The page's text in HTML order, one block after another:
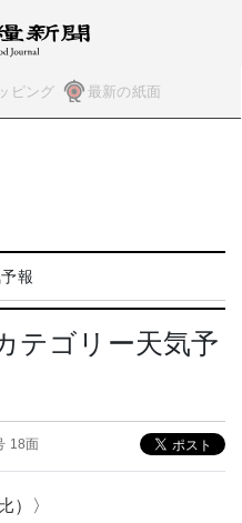
ピング 最新の紙面
報
テゴリー天気予
18面
）〉